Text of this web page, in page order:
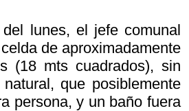
lunes, el jefe comunal
de aproximadamente
(18 mts cuadrados), sin
que posiblemente
persona, y un baño fuera